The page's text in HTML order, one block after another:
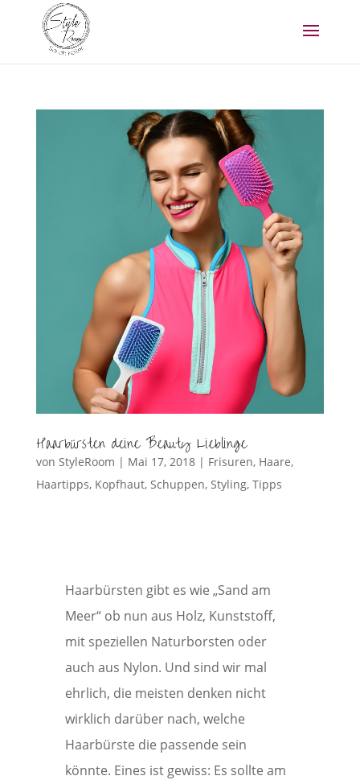
Haarbürsten deine Beauty Lieblinge
von StyleRoom | Mai 17, 2018| Frisuren, Haare,
Haartipps, Kopfhaut, Schuppen, Styling, Tipps
Haarbürsten gibt es wie „Sand am
Meer“ ob nun aus Holz, Kunststoff,
mit speziellen Naturborsten oder
auch aus Nylon. Und sind wir mal
ehrlich, die meisten denken nicht
wirklich darüber nach, welche
Haarbürste die passende sein
könnte. Eines ist gewiss: Es sollte am